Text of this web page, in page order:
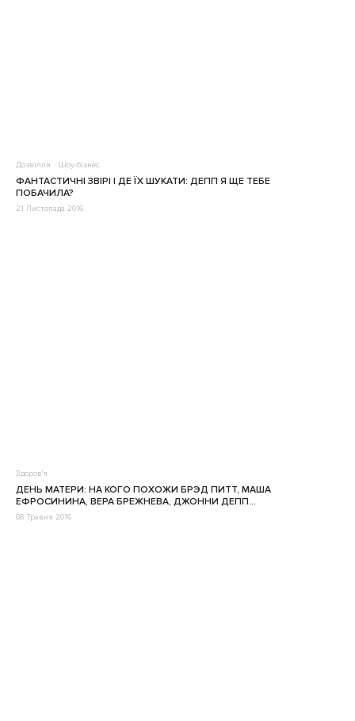
Дозвілля Шоу-бізнес
ФАНТАСТИЧНІ ЗВІРІ І ДЕ ЇХ ШУКАТИ: ДЕПП Я ЩЕ ТЕБЕ
ПОБАЧИЛА?
21 Листопада 2016
Здоров'я
ДЕНЬ МАТЕРИ: НА КОГО ПОХОЖИ БРЭД ПИТТ, МАША
ЕФРОСИНИНА, ВЕРА БРЕЖНЕВА, ДЖОННИ ДЕПП…
08 Травня 2016